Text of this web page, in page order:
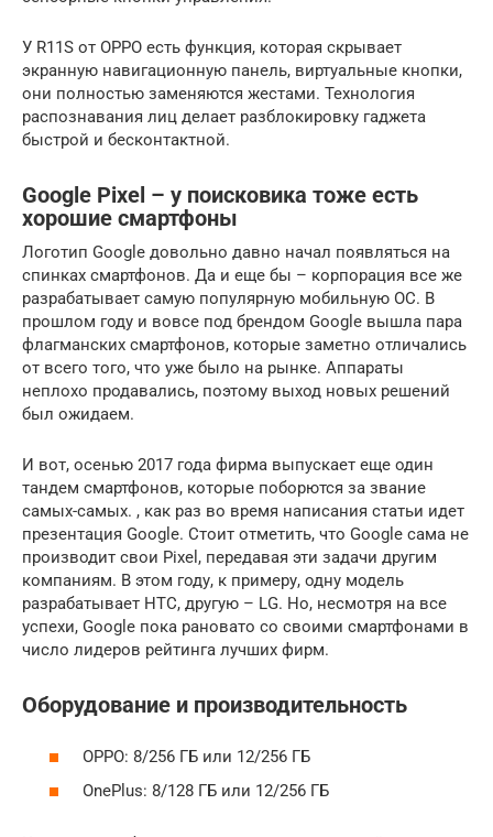
У R11S от OPPO есть функция, которая скрывает
экранную навигационную панель, виртуальные кнопки,
они полностью заменяются жестами. Технология
распознавания лиц делает разблокировку гаджета
быстрой и бесконтактной.
Google Pixel – у поисковика тоже есть
хорошие смартфоны
Логотип Google довольно давно начал появляться на
спинках смартфонов. Да и еще бы – корпорация все же
разрабатывает самую популярную мобильную ОС. В
прошлом году и вовсе под брендом Google вышла пара
флагманских смартфонов, которые заметно отличались
от всего того, что уже было на рынке. Аппараты
неплохо продавались, поэтому выход новых решений
был ожидаем.
И вот, осенью 2017 года фирма выпускает еще один
тандем смартфонов, которые поборются за звание
самых-самых. , как раз во время написания статьи идет
презентация Google. Стоит отметить, что Google сама не
производит свои Pixel, передавая эти задачи другим
компаниям. В этом году, к примеру, одну модель
разрабатывает HTC, другую – LG. Но, несмотря на все
успехи, Google пока рановато со своими смартфонами в
число лидеров рейтинга лучших фирм.
Оборудование и производительность
OPPO: 8/256 ГБ или 12/256 ГБ
OnePlus: 8/128 ГБ или 12/256 ГБ